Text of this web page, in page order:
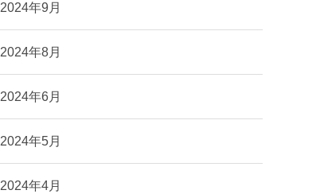
2024年9月
2024年8月
2024年6月
2024年5月
2024年4月